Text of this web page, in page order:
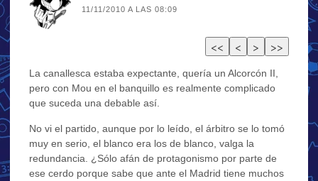
11/11/2010 A LAS 08:09
La canallesca estaba expectante, quería un Alcorcón II,
pero con Mou en el banquillo es realmente complicado
que suceda una debable así.
No vi el partido, aunque por lo leído, el árbitro se lo tomó
muy en serio, el blanco era los de blanco, valga la
redundancia. ¿Sólo afán de protagonismo por parte de
ese cerdo porque sabe que ante el Madrid tiene muchos